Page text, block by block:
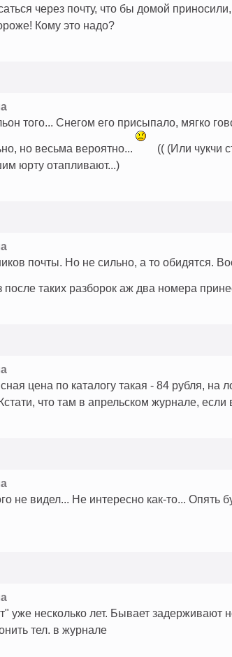
через почту, что бы домой приносили,
Кому это надо?
того... Снегом его присыпало, мягко
но весьма вероятно...
(( (Или чукчи
юрту отапливают...)
почты. Но не сильно, а то обидятся.
таких разборок аж два номера
цена по каталогу такая - 84 рубля, на
что там в апрельском журнале, если
не видел... Не интересно как-то... Опять
уже несколько лет. Бывает задерживают
тел. в журнале